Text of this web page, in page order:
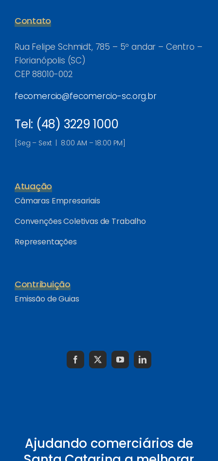
Contato
Rua Felipe Schmidt, 785 – 5º andar – Centro –
Florianópolis (SC)
CEP 88010-002
fecomercio@fecomercio-sc.org.br
Tel: (48) 3229 1000
[Seg – Sext | 8:00 AM – 18:00 PM]
Atuação
Câmaras Empresariais
Convenções Coletivas de Trabalho
Representações
Contribuição
Emissão de Guias
Ajudando comerciários de